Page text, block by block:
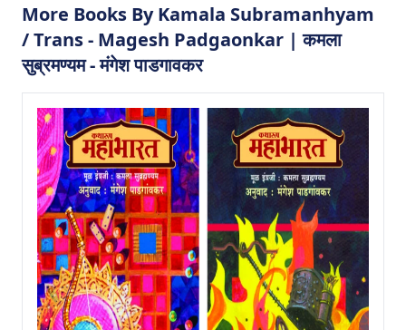
More Books By Kamala Subramanhyam
/ Trans - Magesh Padgaonkar | कमला
सुब्रमण्यम - मंगेश पाडगावकर